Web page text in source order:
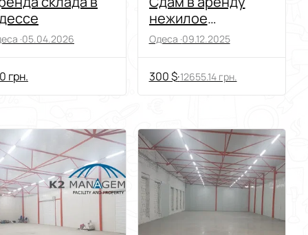
·05.04.2026
грн.
нежилое
помещение
Одеса ·09.12.2025
300 $·12655.14 грн.